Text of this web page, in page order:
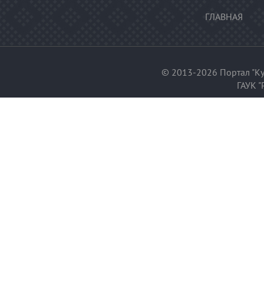
ГЛАВНАЯ
© 2013-2026 Портал
ГАУК